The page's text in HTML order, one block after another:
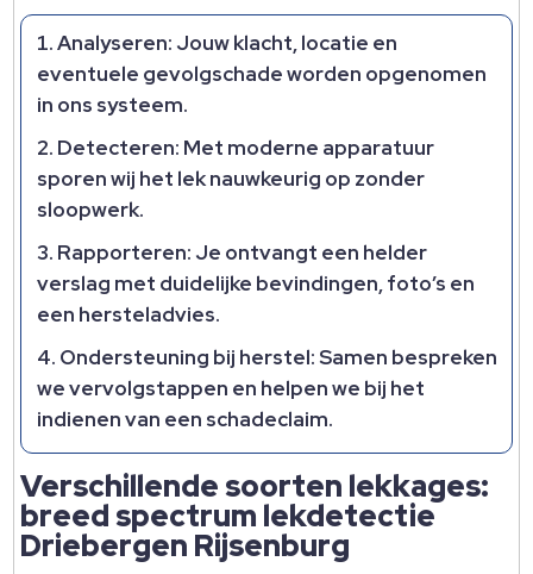
Analyseren: Jouw klacht, locatie en
eventuele gevolgschade worden opgenomen
in ons systeem.​
Detecteren: Met moderne apparatuur
sporen wij het lek nauwkeurig op zonder
sloopwerk.​
Rapporteren: Je ontvangt een helder
verslag met duidelijke bevindingen, foto’s en
een hersteladvies.​
Ondersteuning bij herstel: Samen bespreken
we vervolgstappen en helpen we bij het
indienen van een schadeclaim.​
Verschillende soorten lekkages:
breed spectrum lekdetectie
Driebergen Rijsenburg